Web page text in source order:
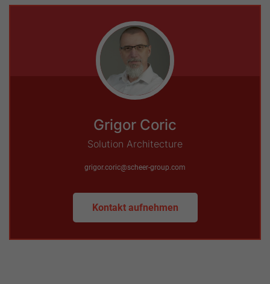
Grigor Coric
Solution Architecture
grigor.coric@scheer-group.com
Kontakt aufnehmen